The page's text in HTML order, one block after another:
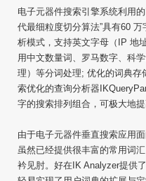
电子元器件搜索引擎系统利用
代最细粒度切分算法”具有60
析模式，支持英文字母（IP 地
用中文数量词、罗马数字、科
理）等分词处理; 优化的词典
索优化的查询分析器
字的搜索排列组合，可极大地提
由于电子元器件垂直搜索应用
虽然已经提供很丰富的常用词
衿见肘。好在IK Analyzer提供